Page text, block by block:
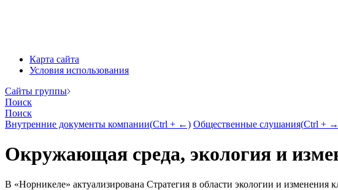
Карта сайта
Условия использования
Cайты группы
Поиск
Поиск
Внутренние документы компании(Ctrl + ←) Общественные слушания(Ctrl +
Окружающая среда, экология и
В «Норникеле» актуализирована Стратегия в области экологии и